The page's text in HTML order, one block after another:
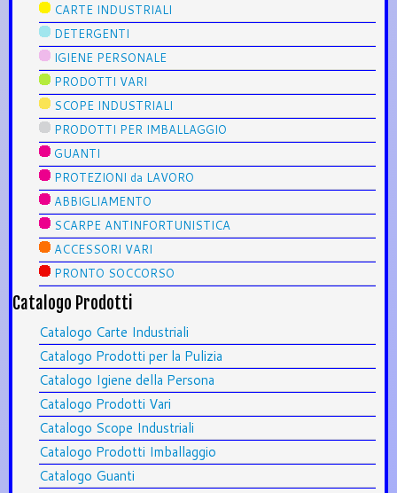
CARTE INDUSTRIALI
DETERGENTI
IGIENE PERSONALE
PRODOTTI VARI
SCOPE INDUSTRIALI
PRODOTTI PER IMBALLAGGIO
GUANTI
PROTEZIONI da LAVORO
ABBIGLIAMENTO
SCARPE ANTINFORTUNISTICA
ACCESSORI VARI
PRONTO SOCCORSO
Catalogo Prodotti
Catalogo Carte Industriali
Catalogo Prodotti per la Pulizia
Catalogo Igiene della Persona
Catalogo Prodotti Vari
Catalogo Scope Industriali
Catalogo Prodotti Imballaggio
Catalogo Guanti